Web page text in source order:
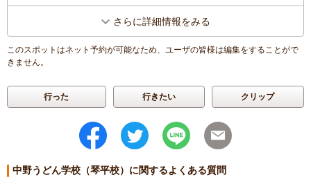
さらに詳細情報をみる
このスポットはネット予約が可能なため、ユーザの皆様は編集をすることがで
きません。
行った 行きたい クリップ
中野うどん学校（琴平校）に関するよくある質問